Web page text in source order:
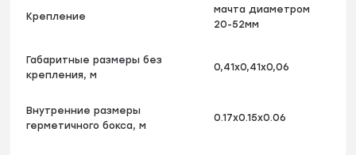
Крепление
мачта диаметром
20-52мм
Габаритные размеры без
крепления, м
0,41х0,41х0,06
Внутренние размеры
герметичного бокса, м
0.17x0.15x0.06